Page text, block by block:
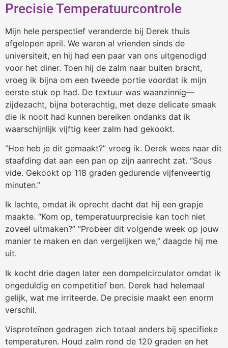
Precisie Temperatuurcontrole
Mijn hele perspectief veranderde bij Derek thuis
afgelopen april. We waren al vrienden sinds de
universiteit, en hij had een paar van ons uitgenodigd
voor het diner. Toen hij de zalm naar buiten bracht,
vroeg ik bijna om een tweede portie voordat ik mijn
eerste stuk op had. De textuur was waanzinnig—
zijdezacht, bijna boterachtig, met deze delicate smaak
die ik nooit had kunnen bereiken ondanks dat ik
waarschijnlijk vijftig keer zalm had gekookt.
“Hoe heb je dit gemaakt?” vroeg ik. Derek wees naar dit
staafding dat aan een pan op zijn aanrecht zat. “Sous
vide. Gekookt op 118 graden gedurende vijfenveertig
minuten.”
Ik lachte, omdat ik oprecht dacht dat hij een grapje
maakte. “Kom op, temperatuurprecisie kan toch niet
zoveel uitmaken?” “Probeer dit volgende week op jouw
manier te maken en dan vergelijken we,” daagde hij me
uit.
Ik kocht drie dagen later een dompelcirculator omdat ik
ongeduldig en competitief ben. Derek had helemaal
gelijk, wat me irriteerde. De precisie maakt een enorm
verschil.
Visproteïnen gedragen zich totaal anders bij specifieke
temperaturen. Houd zalm rond de 120 graden en het